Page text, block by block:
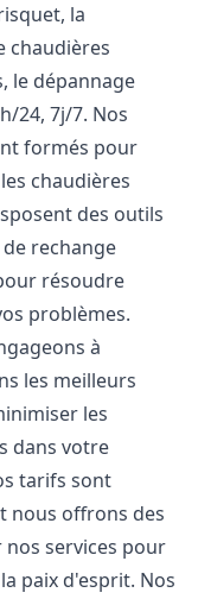
la
chaudières
le dépannage
24, 7j/7. Nos
formés pour
chaudières
des outils
rechange
résoudre
problèmes.
à
les meilleurs
les
dans votre
tarifs sont
nous offrons des
services pour
paix d'esprit. Nos